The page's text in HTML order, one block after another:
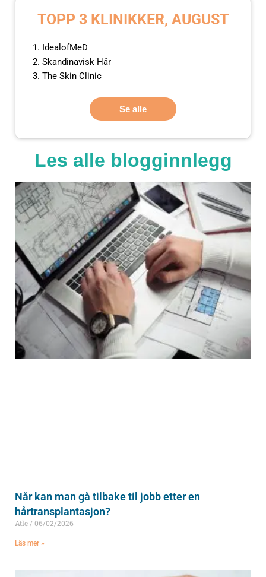
TOPP 3 KLINIKKER, AUGUST
IdealofMeD
Skandinavisk Hår
The Skin Clinic
Se alle
Les alle blogginnlegg
Når kan man gå tilbake til jobb etter en
hårtransplantasjon?
Atle 06/02/2026
Läs mer »